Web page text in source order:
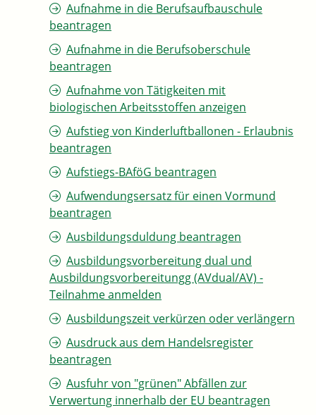
Aufnahme in die Berufsaufbauschule
beantragen
Aufnahme in die Berufsoberschule
beantragen
Aufnahme von Tätigkeiten mit
biologischen Arbeitsstoffen anzeigen
Aufstieg von Kinderluftballonen - Erlaubnis
beantragen
Aufstiegs-BAföG beantragen
Aufwendungsersatz für einen Vormund
beantragen
Ausbildungsduldung beantragen
Ausbildungsvorbereitung dual und
Ausbildungsvorbereitungg (AVdual/AV) -
Teilnahme anmelden
Ausbildungszeit verkürzen oder verlängern
Ausdruck aus dem Handelsregister
beantragen
Ausfuhr von "grünen" Abfällen zur
Verwertung innerhalb der EU beantragen